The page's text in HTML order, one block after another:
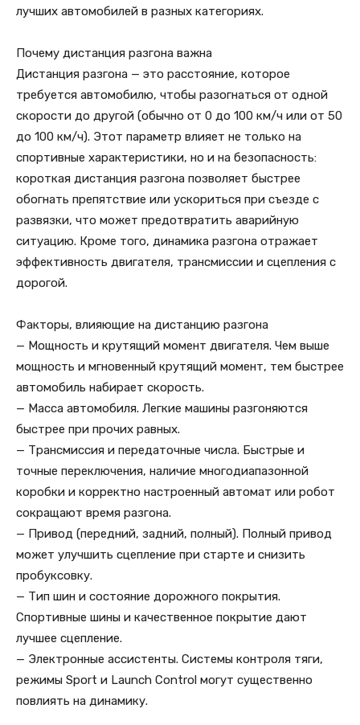
лучших автомобилей в разных категориях.
Почему дистанция разгона важна
Дистанция разгона — это расстояние, которое
требуется автомобилю, чтобы разогнаться от одной
скорости до другой (обычно от 0 до 100 км/ч или от 50
до 100 км/ч). Этот параметр влияет не только на
спортивные характеристики, но и на безопасность:
короткая дистанция разгона позволяет быстрее
обогнать препятствие или ускориться при съезде с
развязки, что может предотвратить аварийную
ситуацию. Кроме того, динамика разгона отражает
эффективность двигателя, трансмиссии и сцепления с
дорогой.
Факторы, влияющие на дистанцию разгона
— Мощность и крутящий момент двигателя. Чем выше
мощность и мгновенный крутящий момент, тем быстрее
автомобиль набирает скорость.
— Масса автомобиля. Легкие машины разгоняются
быстрее при прочих равных.
— Трансмиссия и передаточные числа. Быстрые и
точные переключения, наличие многодиапазонной
коробки и корректно настроенный автомат или робот
сокращают время разгона.
— Привод (передний, задний, полный). Полный привод
может улучшить сцепление при старте и снизить
пробуксовку.
— Тип шин и состояние дорожного покрытия.
Спортивные шины и качественное покрытие дают
лучшее сцепление.
— Электронные ассистенты. Системы контроля тяги,
режимы Sport и Launch Control могут существенно
повлиять на динамику.